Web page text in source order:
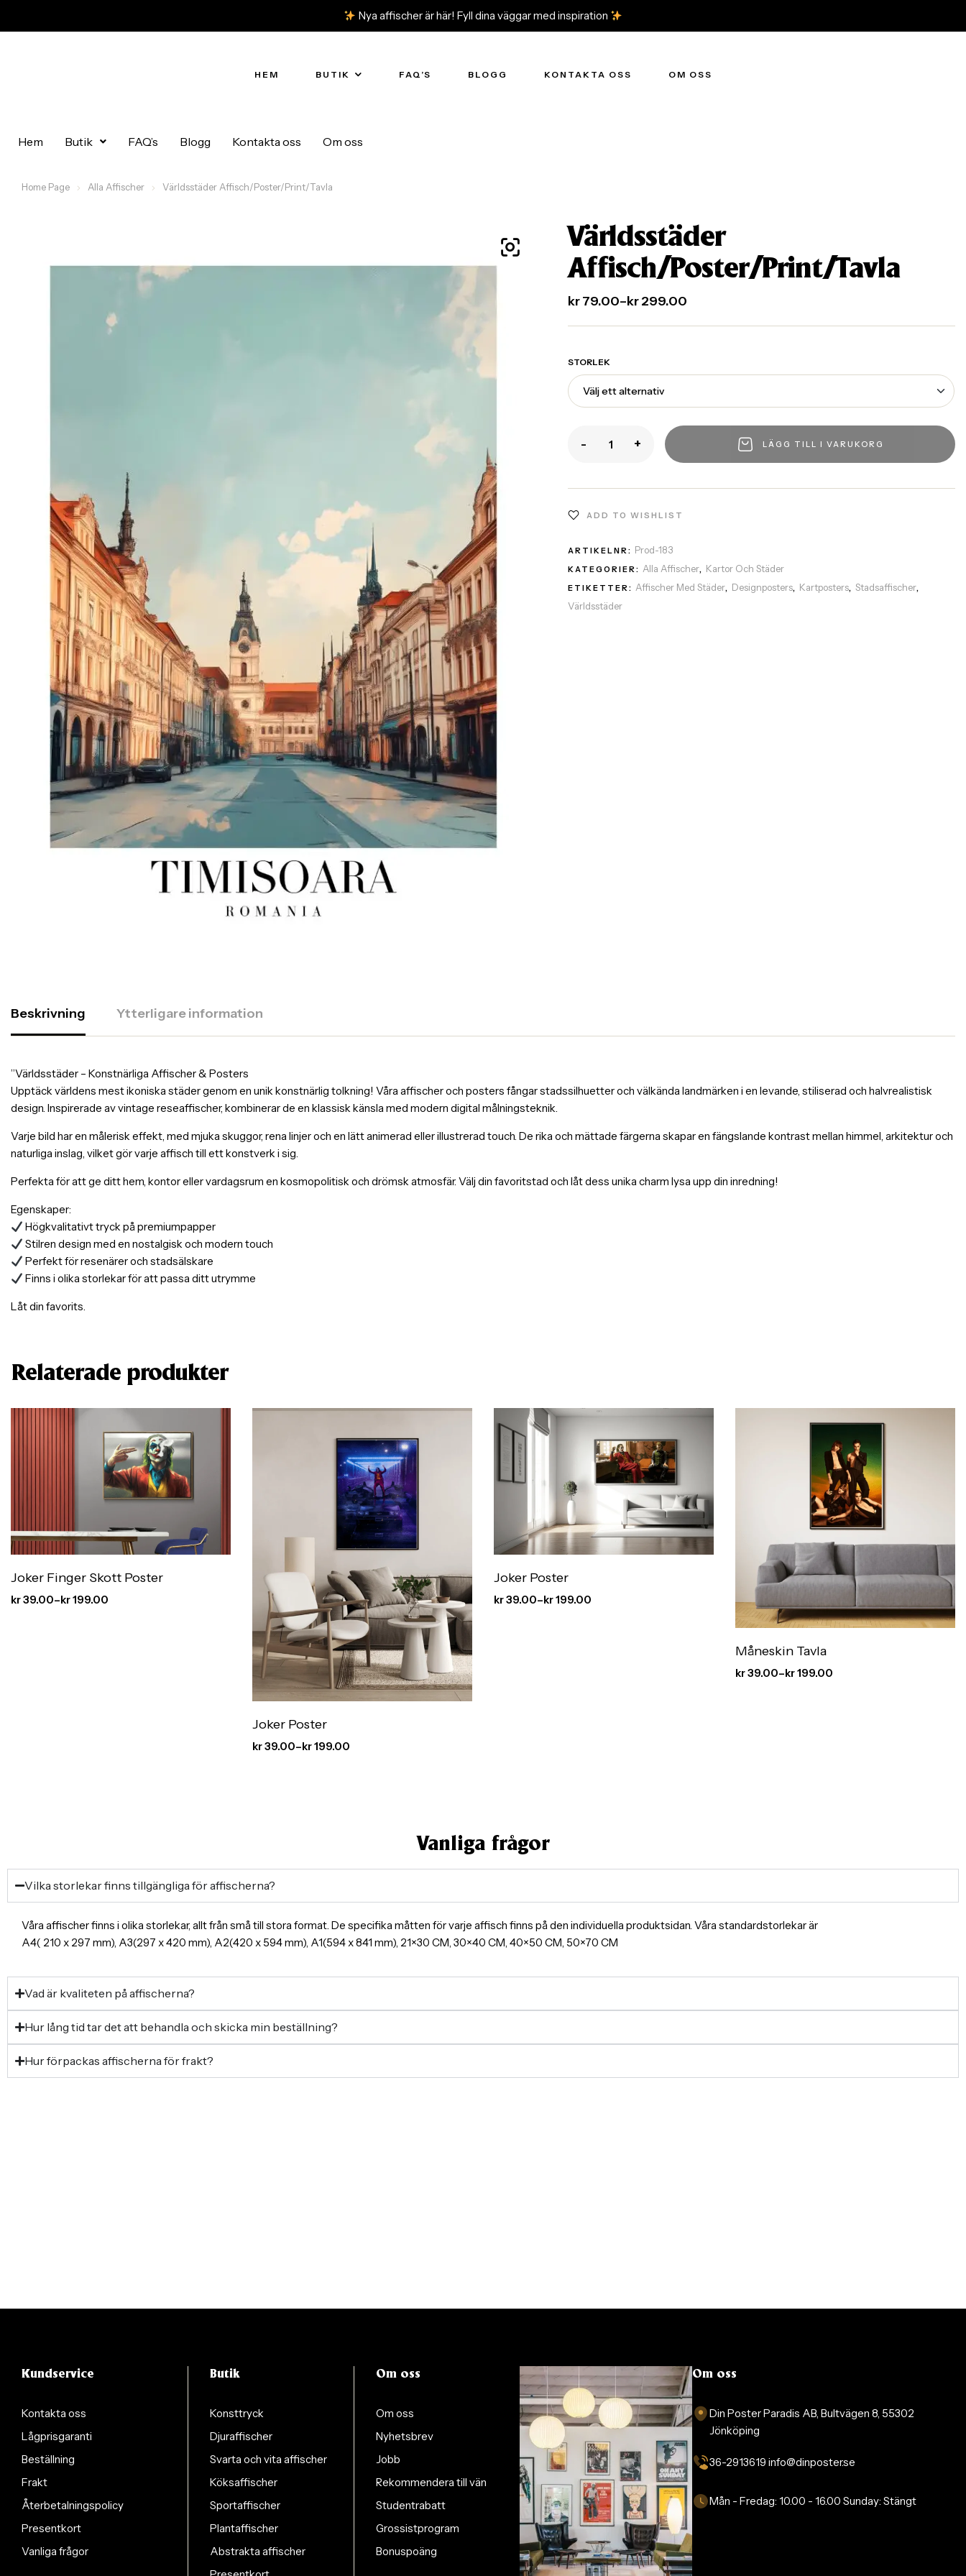
Nya affischer är här! Fyll dina väggar med inspiration
HEM BUTIK FAQ’S BLOGG KONTAKTA OSS OM OSS
Hem Butik FAQ’s Blogg Kontakta oss Om oss
Home Page Alla Affischer Världsstäder Affisch/Poster/Print/Tavla
Världsstäder
Affisch/Poster/Print/Tavla
kr79.00–kr299.00
STORLEK
- + LÄGG TILL I VARUKORG
ADD TO WISHLIST
ARTIKELNR: Prod-183
KATEGORIER:Alla Affischer, Kartor Och Städer
ETIKETTER:Affischer Med Städer, Designposters, Kartposters,Stadsaffischer,
Världsstäder
Beskrivning Ytterligare information
”Världsstäder – Konstnärliga Affischer & Posters
Upptäck världens mest ikoniska städer genom en unik konstnärlig tolkning! Våra affischer och posters fångar stadssilhuetter och välkända landmärken i en levande, stiliserad och halvrealistisk
design. Inspirerade av vintage reseaffischer, kombinerar de en klassisk känsla med modern digital målningsteknik.
Varje bild har en målerisk effekt, med mjuka skuggor, rena linjer och en lätt animerad eller illustrerad touch. De rika och mättade färgerna skapar en fängslande kontrast mellan himmel, arkitektur och
naturliga inslag, vilket gör varje affisch till ett konstverk i sig.
Perfekta för att ge ditt hem, kontor eller vardagsrum en kosmopolitisk och drömsk atmosfär. Välj din favoritstad och låt dess unika charm lysa upp din inredning!
Egenskaper:
Högkvalitativt tryck på premiumpapper
Stilren design med en nostalgisk och modern touch
Perfekt för resenärer och stadsälskare
Finns i olika storlekar för att passa ditt utrymme
Låt din favorits.
Relaterade produkter
Joker Finger Skott Poster
kr39.00–kr199.00
Joker Poster
kr39.00–kr199.00
Joker Poster
kr39.00–kr199.00
Måneskin Tavla
kr39.00–kr199.00
Vanliga frågor
Vilka storlekar finns tillgängliga för affischerna?
Våra affischer finns i olika storlekar, allt från små till stora format. De specifika måtten för varje affisch finns på den individuella produktsidan. Våra standardstorlekar är
A4( 210 x 297 mm), A3(297 x 420 mm), A2(420 x 594 mm), A1(594 x 841 mm), 21×30 CM, 30×40 CM, 40×50 CM, 50×70 CM
Vad är kvaliteten på affischerna?
Hur lång tid tar det att behandla och skicka min beställning?
Hur förpackas affischerna för frakt?
Kundservice
Kontakta oss
Lågprisgaranti
Beställning
Frakt
Återbetalningspolicy
Presentkort
Vanliga frågor
Butik
Konsttryck
Djuraffischer
Svarta och vita affischer
Köksaffischer
Sportaffischer
Plantaffischer
Abstrakta affischer
Om oss
Om oss
Nyhetsbrev
Jobb
Rekommendera till vän
Studentrabatt
Grossistprogram
Bonuspoäng
Om oss
Din Poster Paradis AB, Bultvägen 8, 55302
Jönköping
36-2913619 info@dinposter.se​
Mån - Fredag:10.00 - 16.00Sunday:Stängt